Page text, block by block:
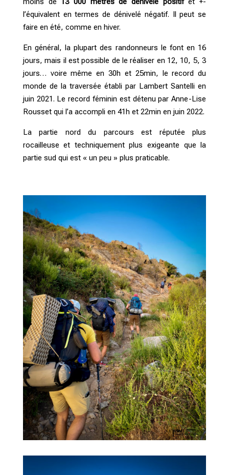
l’équivalent en termes de dénivelé négatif. Il peut se
faire en été, comme en hiver.
En général, la plupart des randonneurs le font en 16
jours, mais il est possible de le réaliser en 12, 10, 5, 3
jours… voire même en 30h et 25min, le record du
monde de la traversée établi par Lambert Santelli en
juin 2021. Le record féminin est détenu par Anne-Lise
Rousset qui l’a accompli en 41h et 22min en juin 2022.
La partie nord du parcours est réputée plus
rocailleuse et techniquement plus exigeante que la
partie sud qui est « un peu » plus praticable.